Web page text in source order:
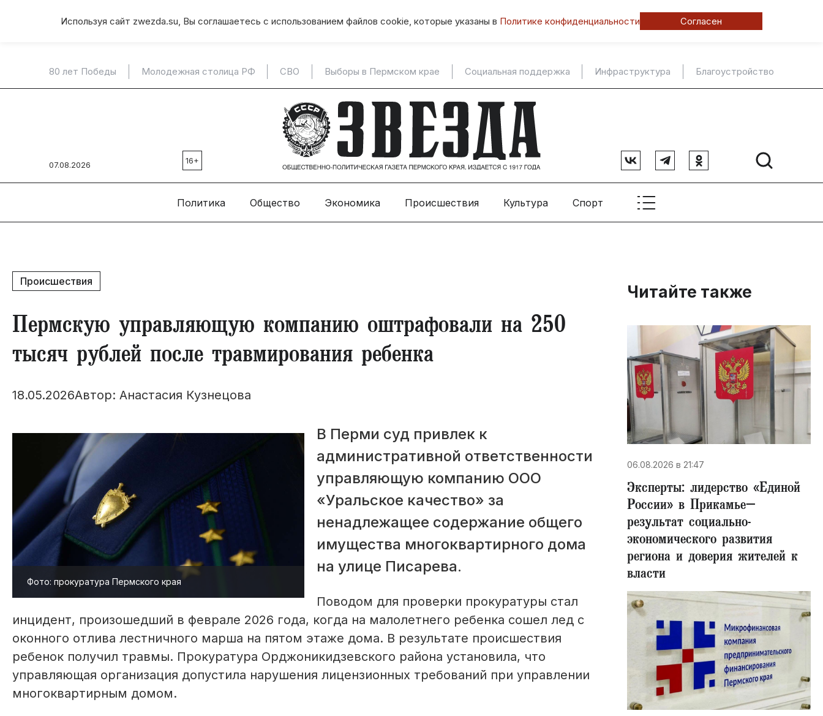
Используя сайт zwezda.su, Вы соглашаетесь с использованием файлов cookie, которые указаны в Политике конфиденциальности Согласен
80 лет Победы Молодежная столица РФ СВО Выборы в Пермском крае Социальная поддержка Инфраструктура Благоустройство
07.08.2026 16+
Политика Общество Экономика Происшествия Культура Спорт
Происшествия
​Пермскую управляющую компанию оштрафовали на 250
тысяч рублей после травмирования ребенка
18.05.2026Автор: Анастасия Кузнецова
Фото: прокуратура Пермского края
В Перми суд привлек к
административной ответственности
управляющую компанию ООО
«Уральское качество» за
ненадлежащее содержание общего
имущества многоквартирного дома
на улице Писарева.
Поводом для проверки прокуратуры стал
инцидент, произошедший в феврале 2026 года, когда на малолетнего ребенка сошел лед с
оконного отлива лестничного марша на пятом этаже дома. В результате происшествия
ребенок получил травмы. Прокуратура Орджоникидзевского района установила, что
управляющая организация допустила нарушения лицензионных требований при управлении
многоквартирным домом.
Читайте также
06.08.2026 в 21:47
Эксперты: лидерство «Единой
России» в Прикамье–
результат социально-
экономического развития
региона и доверия жителей к
власти